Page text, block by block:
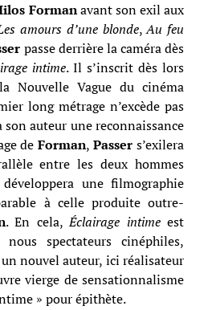
Formanavant son exil aux
amours d’une blonde,Au feu
passe derrière la caméra dès
intime. Il s’inscrit dès lors
Nouvelle Vague du cinéma
long métrage n’excède pas
auteur une reconnaissance
deForman,Passer s’exilera
entre les deux hommes
développera une filmographie
à celle produite outre-
. En cela,Éclairage intimeest
nous spectateurs cinéphiles,
nouvel auteur, ici réalisateur
vierge de sensationnalisme
» pour épithète.